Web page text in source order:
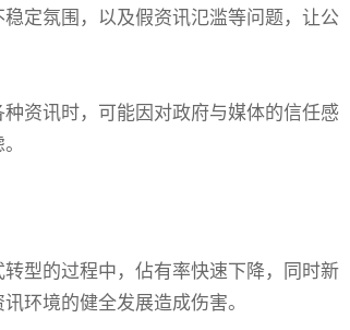
定氛围，以及假资讯氾滥等问题，让公
资讯时，可能因对政府与媒体的信任感
型的过程中，佔有率快速下降，同时新
环境的健全发展造成伤害。